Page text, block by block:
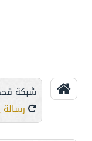
شبكة
رسالة